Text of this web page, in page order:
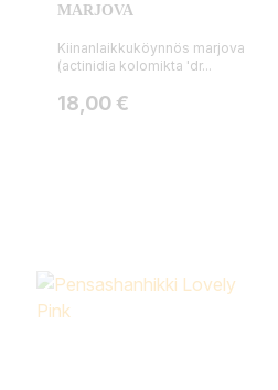
MARJOVA
Kiinanlaikkuköynnös marjova
(actinidia kolomikta 'dr...
Hinta
18,00 €